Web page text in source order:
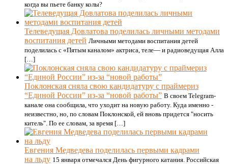
когда вы пьете банку колы?
Телеведущая Довлатова поделилась личными методами
воспитания детей Личными методами воспитания детей
поделилась с «Пятым каналом» актриса, теле— и радиоведущая Алла
[…]
Поклонская сняла свою кандидатуру с праймериз
“Единой России” из-за “новой работы” В своем Telegram-
канале она сообщила, что уходит на новую работу. Куда именно -
неизвестно, но, по словам Поклонской, ей вновь придется "носить
китель". По ее словам, за время […]
Евгения Медведева поделилась первыми кадрами
на льду 15 января отмечался День фигурного катания. Российская